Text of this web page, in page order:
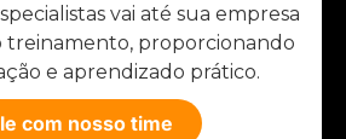
vai até sua empresa
treinamento, proporcionando
e aprendizado prático.
com nosso time